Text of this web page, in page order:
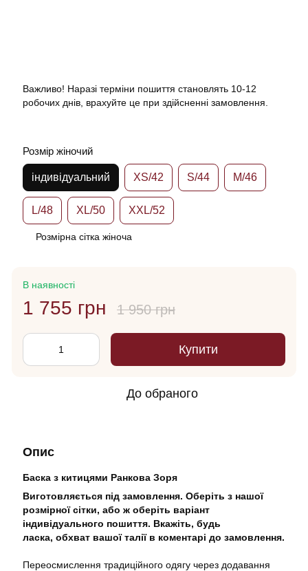
Важливо! Наразі терміни пошиття становлять 10-12
робочих днів, врахуйте це при здійсненні замовлення.
Розмір жіночий
індивідуальний XS/42 S/44 M/46
L/48 XL/50 XXL/52
Розмірна сітка жіноча
В наявності
1 755 грн 1 950 грн
Купити
До обраного
Опис
Баска з китицями Ранкова Зоря
Виготовляється під замовлення. Оберіть з нашої
розмірної сітки, або ж оберіть варіант
індивідуального пошиття. Вкажіть, будь
ласка, обхват вашої талії в коментарі до замовлення.
Переосмислення традиційного одягу через додавання